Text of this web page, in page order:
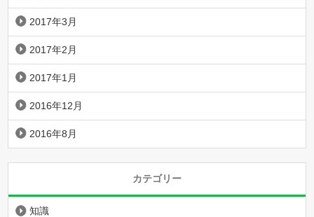
2017年3月
2017年2月
2017年1月
2016年12月
2016年8月
カテゴリー
知識